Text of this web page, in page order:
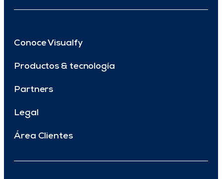
Conoce Visualfy
Productos & tecnología
Partners
Legal
Área Clientes